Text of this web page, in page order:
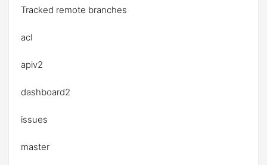
Tracked remote branches
acl
apiv2
dashboard2
issues
master